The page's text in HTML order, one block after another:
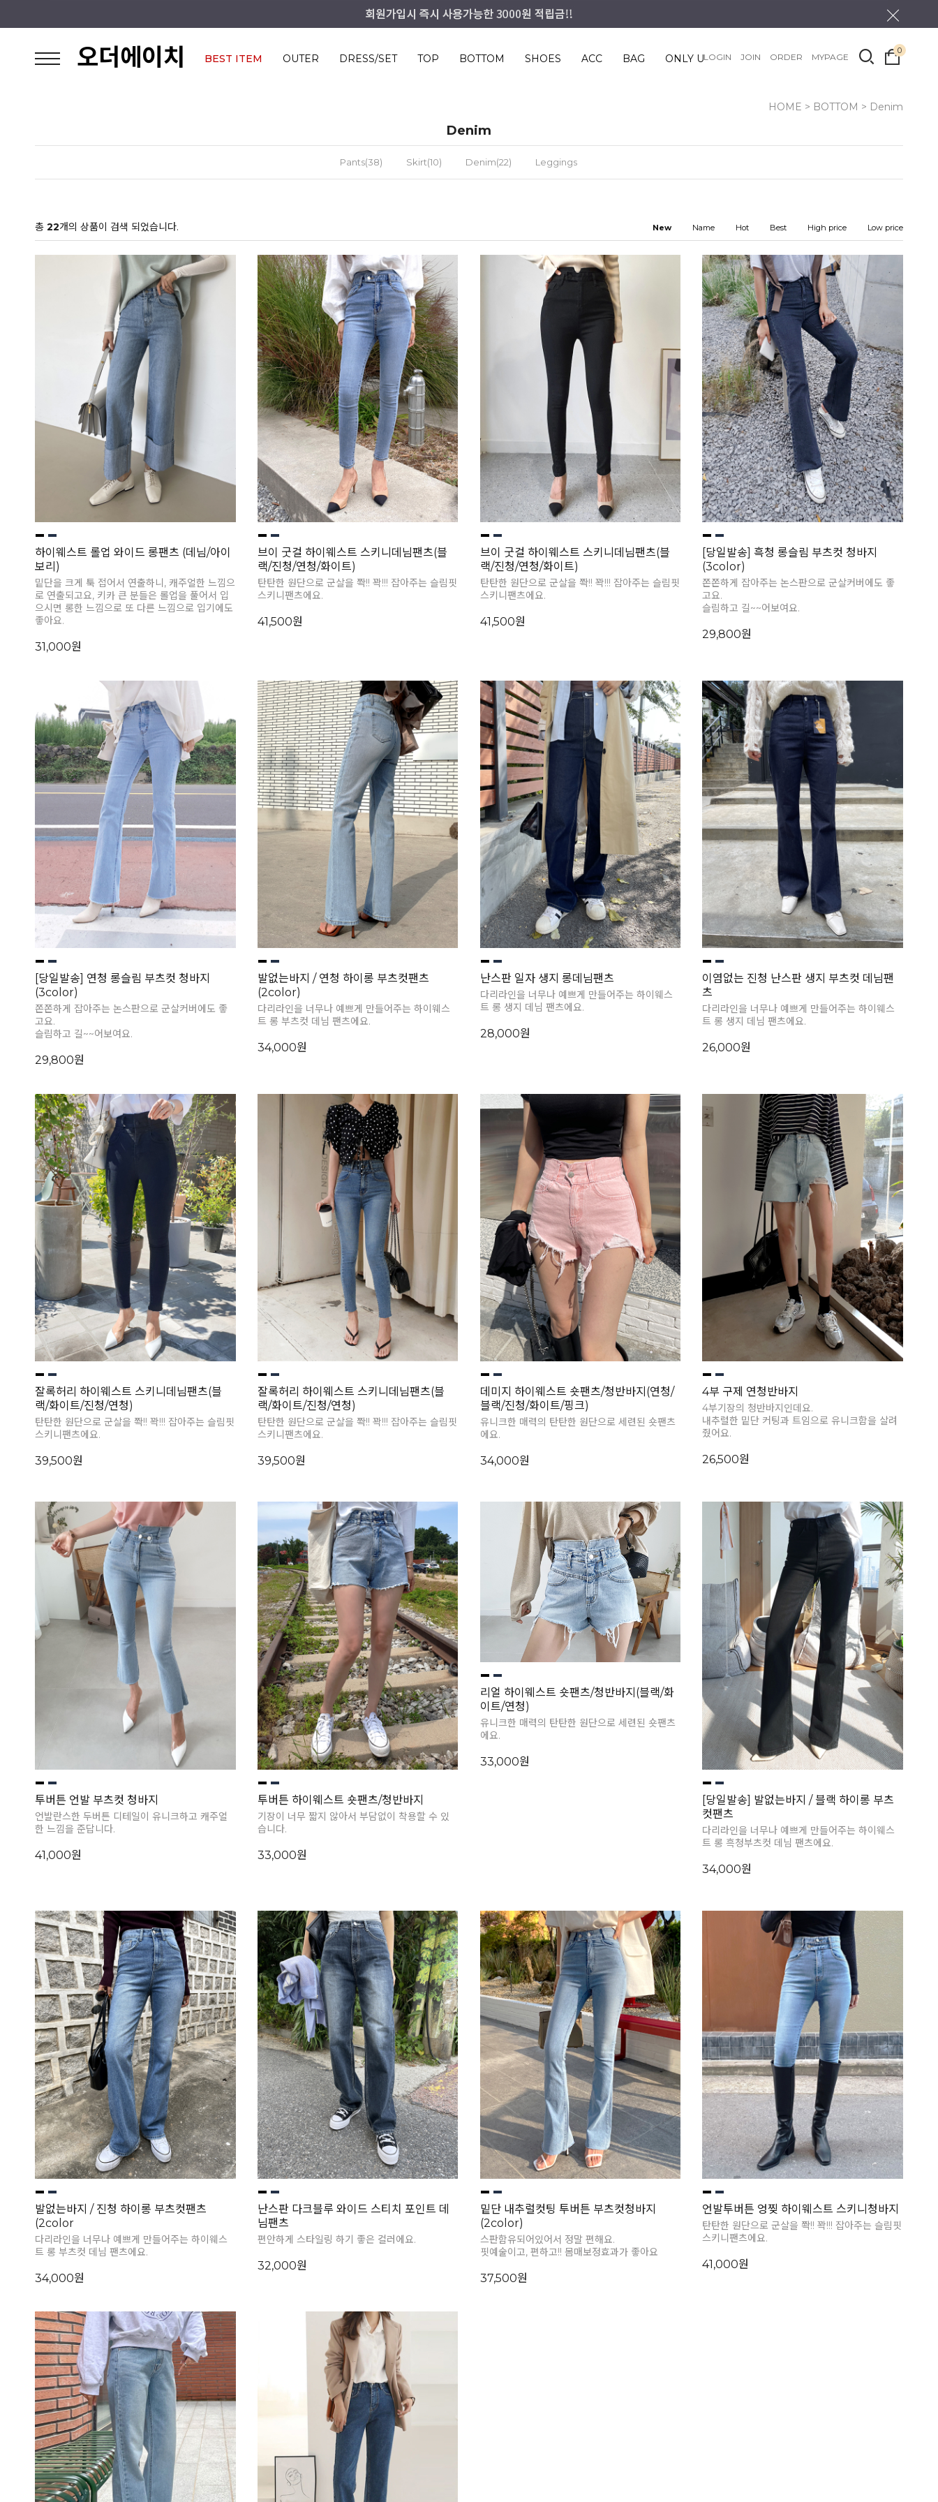
오더에이치 BEST ITEM OUTER DRESS/SET TOP BOTTOM SHOES ACC BAG ONLY ULOGIN JOIN ORDER MYPAGE
0
HOME > BOTTOM > Denim
Denim
Pants(38) Skirt(10) Denim(22) Leggings
총 22개의 상품이 검색 되었습니다. New Name Hot Best High price Low price
하이웨스트 롤업 와이드 롱팬츠 (데님/아이
보리)
밑단을 크게 툭 접어서 연출하니, 캐주얼한 느낌으
로 연출되고요, 키카 큰 분들은 롤업을 풀어서 입
으시면 롱한 느낌으로 또 다른 느낌으로 입기에도
좋아요.
31,000원
브이 굿걸 하이웨스트 스키니데님팬츠(블
랙/진청/연청/화이트)
탄탄한 원단으로 군살을 쫙!! 꽉!!! 잡아주는 슬림핏
스키니팬츠에요.
41,500원
브이 굿걸 하이웨스트 스키니데님팬츠(블
랙/진청/연청/화이트)
탄탄한 원단으로 군살을 쫙!! 꽉!!! 잡아주는 슬림핏
스키니팬츠에요.
41,500원
[당일발송] 흑청 롱슬림 부츠컷 청바지
(3color)
쫀쫀하게 잡아주는 논스판으로 군살커버에도 좋
고요.
슬림하고 길~~어보여요.
29,800원
[당일발송] 연청 롱슬림 부츠컷 청바지
(3color)
쫀쫀하게 잡아주는 논스판으로 군살커버에도 좋
고요.
슬림하고 길~~어보여요.
29,800원
발없는바지 / 연청 하이롱 부츠컷팬츠
(2color)
다리라인을 너무나 예쁘게 만들어주는 하이웨스
트 롱 부츠컷 데님 팬츠에요.
34,000원
난스판 일자 생지 롱데님팬츠
다리라인을 너무나 예쁘게 만들어주는 하이웨스
트 롱 생지 데님 팬츠에요.
28,000원
이염없는 진청 난스판 생지 부츠컷 데님팬
츠
다리라인을 너무나 예쁘게 만들어주는 하이웨스
트 롱 생지 데님 팬츠에요.
26,000원
잘록허리 하이웨스트 스키니데님팬츠(블
랙/화이트/진청/연청)
탄탄한 원단으로 군살을 쫙!! 꽉!!! 잡아주는 슬림핏
스키니팬츠에요.
39,500원
잘록허리 하이웨스트 스키니데님팬츠(블
랙/화이트/진청/연청)
탄탄한 원단으로 군살을 쫙!! 꽉!!! 잡아주는 슬림핏
스키니팬츠에요.
39,500원
데미지 하이웨스트 숏팬츠/청반바지(연청/
블랙/진청/화이트/핑크)
유니크한 매력의 탄탄한 원단으로 세련된 숏팬츠
에요.
34,000원
4부 구제 연청반바지
4부기장의 청반바지인데요.
내추럴한 밑단 커팅과 트임으로 유니크함을 살려
줬어요.
26,500원
투버튼 언발 부츠컷 청바지
언발란스한 두버튼 디테일이 유니크하고 캐주얼
한 느낌을 준답니다.
41,000원
투버튼 하이웨스트 숏팬츠/청반바지
기장이 너무 짧지 않아서 부담없이 착용할 수 있
습니다.
33,000원
리얼 하이웨스트 숏팬츠/청반바지(블랙/화
이트/연청)
유니크한 매력의 탄탄한 원단으로 세련된 숏팬츠
에요.
33,000원
[당일발송] 발없는바지 / 블랙 하이롱 부츠
컷팬츠
다리라인을 너무나 예쁘게 만들어주는 하이웨스
트 롱 흑청부츠컷 데님 팬츠에요.
34,000원
발없는바지 / 진청 하이롱 부츠컷팬츠
(2color
다리라인을 너무나 예쁘게 만들어주는 하이웨스
트 롱 부츠컷 데님 팬츠에요.
34,000원
난스판 다크블루 와이드 스티치 포인트 데
님팬츠
편안하게 스타일링 하기 좋은 컬러에요.
32,000원
밑단 내추럴컷팅 투버튼 부츠컷청바지
(2color)
스판함유되어있어서 정말 편해요.
핏예술이고, 편하고!! 몸매보정효과가 좋아요
37,500원
언발투버튼 엉찢 하이웨스트 스키니청바지
탄탄한 원단으로 군살을 쫙!! 꽉!!! 잡아주는 슬림핏
스키니팬츠에요.
41,000원